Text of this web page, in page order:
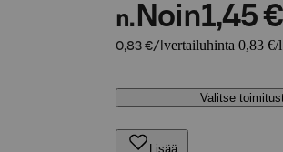
n. Noin1,45 €
0,83 €/l vertailuhinta 0,83 €/l
Valitse
Lisää